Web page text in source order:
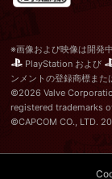
※画像および映像は開発
PlayStation および
ンメントの登録商標また
©2026 Valve
registered trademarks
©CAPCOM CO., LTD.